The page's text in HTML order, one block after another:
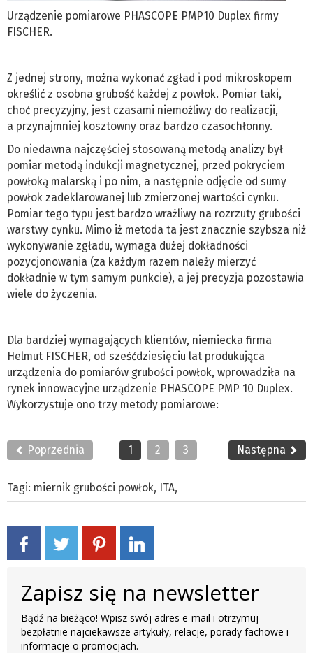
Urządzenie pomiarowe PHASCOPE PMP10 Duplex firmy
FISCHER.
Z jednej strony, można wykonać zgład i pod mikroskopem
określić z osobna grubość każdej z powłok. Pomiar taki,
choć precyzyjny, jest czasami niemożliwy do realizacji,
a przynajmniej kosztowny oraz bardzo czasochłonny.
Do niedawna najczęściej stosowaną metodą analizy był
pomiar metodą indukcji magnetycznej, przed pokryciem
powłoką malarską i po nim, a następnie odjęcie od sumy
powłok zadeklarowanej lub zmierzonej wartości cynku.
Pomiar tego typu jest bardzo wrażliwy na rozrzuty grubości
warstwy cynku. Mimo iż metoda ta jest znacznie szybsza niż
wykonywanie zgładu, wymaga dużej dokładności
pozycjonowania (za każdym razem należy mierzyć
dokładnie w tym samym punkcie), a jej precyzja pozostawia
wiele do życzenia.
Dla bardziej wymagających klientów, niemiecka firma
Helmut FISCHER, od sześćdziesięciu lat produkująca
urządzenia do pomiarów grubości powłok, wprowadziła na
rynek innowacyjne urządzenie PHASCOPE PMP 10 Duplex.
Wykorzystuje ono trzy metody pomiarowe:
Poprzednia 1 2 3 Następna
Tagi: miernik grubości powłok, ITA,
Zapisz się na newsletter
Bądź na bieżąco! Wpisz swój adres e-mail i otrzymuj
bezpłatnie najciekawsze artykuły, relacje, porady fachowe i
informacje o promocjach.